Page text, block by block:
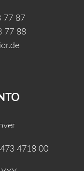
77 87
77 88
4718 00